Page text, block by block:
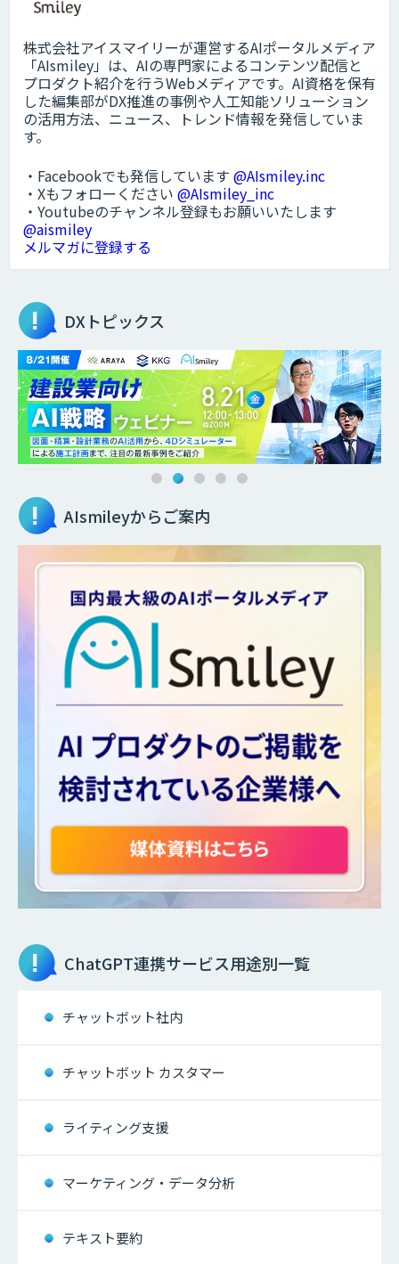
株式会社アイスマイリーが運営するAIポータルメディア
「AIsmiley」は、AIの専門家によるコンテンツ配信と
プロダクト紹介を行うWebメディアです。AI資格を保有
した編集部がDX推進の事例や人工知能ソリューション
の活用方法、ニュース、トレンド情報を発信していま
す。
・Facebookでも発信しています @AIsmiley.inc
・Xもフォローください @AIsmiley_inc
・Youtubeのチャンネル登録もお願いいたします
@aismiley
メルマガに登録する
DXトピックス
AIsmileyからご案内
ChatGPT連携サービス用途別一覧
チャットボット社内
チャットボット カスタマー
ライティング支援
マーケティング・データ分析
テキスト要約